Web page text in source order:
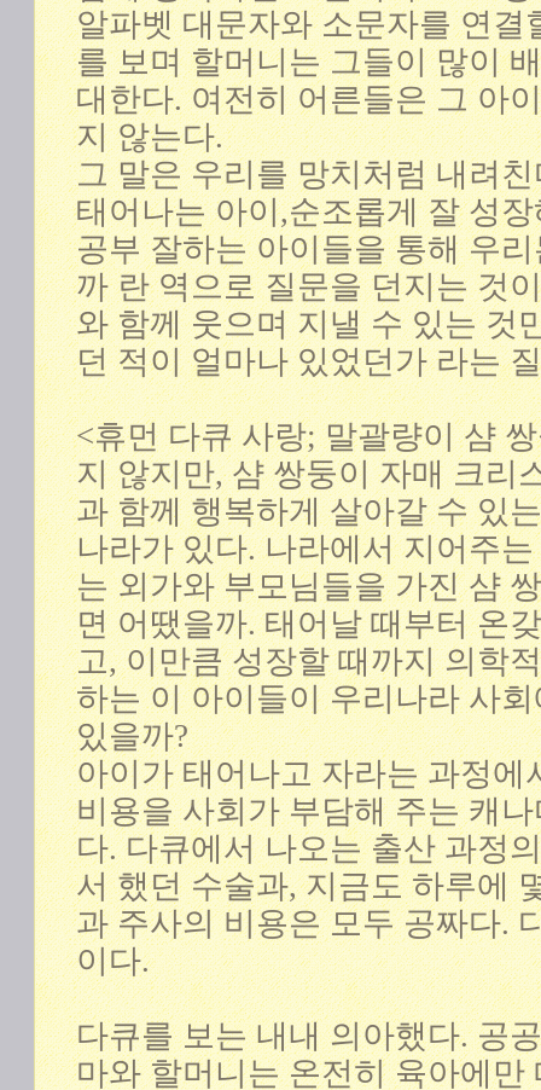
알파벳 대문자와 소문자를 연결
를 보며 할머니는 그들이 많이
대한다. 여전히 어른들은 그 아
지 않는다.
그 말은 우리를 망치처럼 내려
태어나는 아이,순조롭게 잘 성
공부 잘하는 아이들을 통해 우
까 란 역으로 질문을 던지는 것
와 함께 웃으며 지낼 수 있는 것
던 적이 얼마나 있었던가 라는
<휴먼 다큐 사랑; 말괄량이 샴
지 않지만, 샴 쌍둥이 자매 크리
과 함께 행복하게 살아갈 수 있
나라가 있다. 나라에서 지어주
는 외가와 부모님들을 가진 샴
면 어땠을까. 태어날 때부터 온
고, 이만큼 성장할 때까지 의학
하는 이 아이들이 우리나라 사
있을까?
아이가 태어나고 자라는 과정에
비용을 사회가 부담해 주는 캐
다. 다큐에서 나오는 출산 과정
서 했던 수술과, 지금도 하루에
과 주사의 비용은 모두 공짜다.
이다.
다큐를 보는 내내 의아했다. 공
마와 할머니는 온전히 육아에만